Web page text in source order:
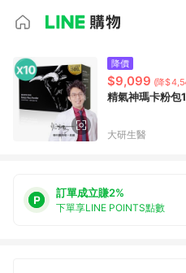
降價
$9,099 (降
精氣神瑪卡粉
大研生醫
訂單成立賺2%
下單享LINE POINTS點數